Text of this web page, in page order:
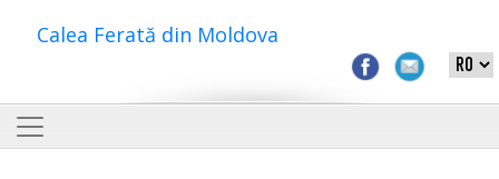
Calea Ferată din Moldova